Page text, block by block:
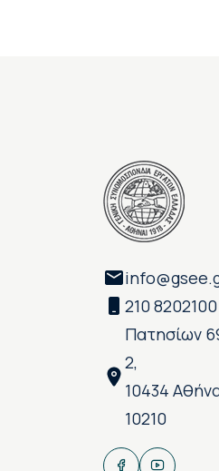
210 8202100
Πατησίων
2,
10434
10210